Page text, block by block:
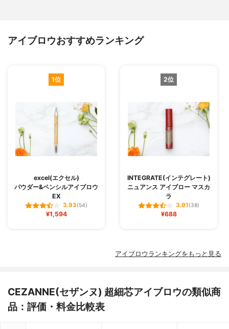
アイブロウおすすめランキング
1位
excel(エクセル)
パウダー&ペンシルアイブロウ
EX
3.93(54)
¥1,594
2位
INTEGRATE(インテグレート)
ニュアンス アイブロー マスカ
ラ
3.91(38)
¥688
アイブロウランキングをもっと見る
CEZANNE(セザンヌ) 超細芯アイブロウの類似商
品：評価・料金比較表